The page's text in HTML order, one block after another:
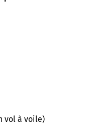
vol à voile)